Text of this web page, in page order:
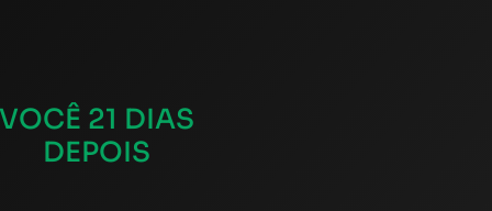
21 DIAS
DEPOIS